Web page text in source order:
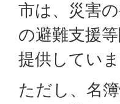
市は、災害
の避難支援
提供していま
ただし、名